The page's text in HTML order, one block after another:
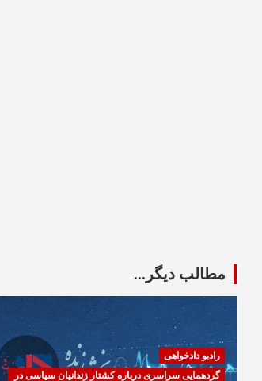
مطالب دیگر...
رادیو دادخواهی
گردهمایی سراسری درباره کشتار زندانیان سیاسی در